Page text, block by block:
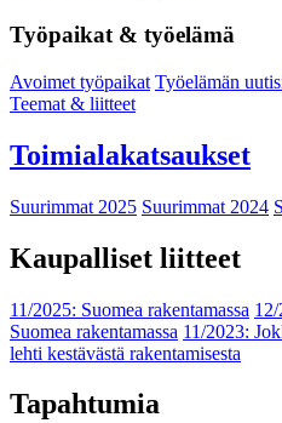
Työpaikat & työelämä
Avoimet työpaikat Työelämän
Teemat & liitteet
Toimialakatsaukset
Suurimmat 2025 Suurimmat 2024
Kaupalliset liitteet
11/2025: Suomea rakentamassa
Suomea rakentamassa 11/2023:
lehti kestävästä rakentamisesta
Tapahtumia